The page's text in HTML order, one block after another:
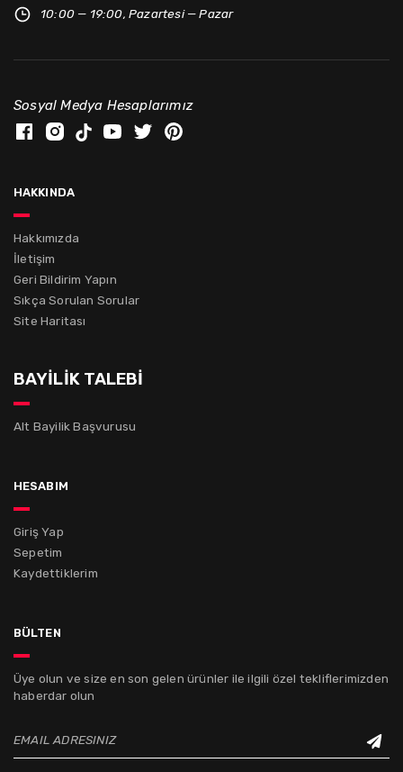
10:00 — 19:00, Pazartesi — Pazar
Sosyal Medya Hesaplarımız
hakkında
Hakkımızda
İletişim
Geri Bildirim Yapın
Sıkça Sorulan Sorular
Site Haritası
BAYİLİK TALEBİ
Alt Bayilik Başvurusu
hesabım
Giriş Yap
Sepetim
Kaydettiklerim
bülten
Üye olun ve size en son gelen ürünler ile ilgili özel tekliflerimizden
haberdar olun
EMAIL ADRESINIZ